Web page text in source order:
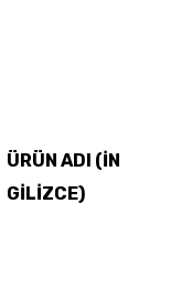
ÜRÜN ADI (İN
GİLİZCE)